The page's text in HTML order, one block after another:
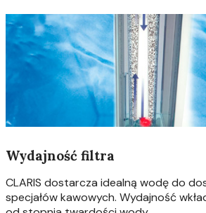
Wydajność filtra
CLARIS dostarcza idealną wodę do
specjałów kawowych. Wydajność